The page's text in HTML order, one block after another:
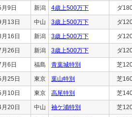
9日 新潟 4歳上500万下 ダ
13日 中山 3歳上500万下 ダ
16日 新潟 3歳上500万下 ダ
26日 新潟 3歳上500万下 ダ
6日 福島 青葉城特別 芝
25日 東京 葉山特別 芝
10日 東京 高尾特別 芝
20日 中山 袖ケ浦特別 芝